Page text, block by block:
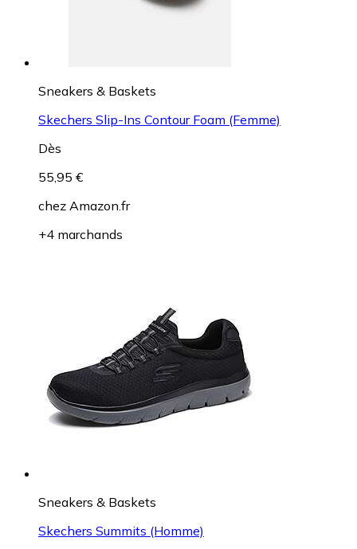
Sneakers & Baskets
Skechers Slip-Ins Contour Foam (Femme)
Dès
55,95 €
chez Amazon.fr
+4 marchands
Sneakers & Baskets
Skechers Summits (Homme)